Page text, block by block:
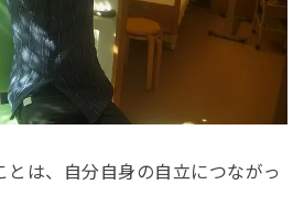
は、自分自身の自立につながっ